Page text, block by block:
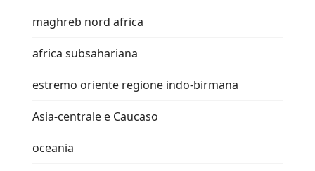
maghreb nord africa
africa subsahariana
estremo oriente regione indo-birmana
Asia-centrale e Caucaso
oceania